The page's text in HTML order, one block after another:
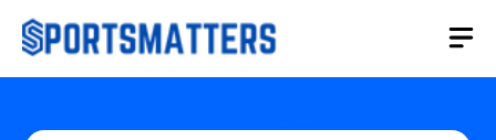
Langsung